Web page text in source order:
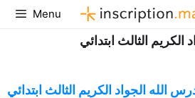
Aller
au
Menu
الكريم الثالث ابتدائي
الله الجواد الكريم الثالث ابتدائي